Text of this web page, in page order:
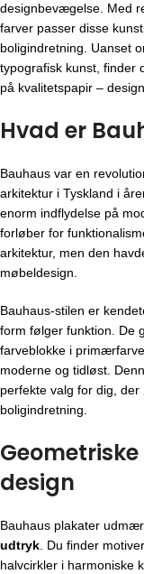
designbevægelse. Med
farver passer disse
boligindretning. Uanset
typografisk kunst, finder
på kvalitetspapir –
Hvad er
Bauhaus var en
arkitektur i Tyskland i
enorm indflydelse på
forløber for
arkitektur, men den
møbeldesign.
Bauhaus-stilen er
form følger funktion. De
farveblokke i
moderne og tidløst.
perfekte valg for dig,
boligindretning.
design
Bauhaus plakater
udtryk . Du finder
halvcirkler i harmoniske